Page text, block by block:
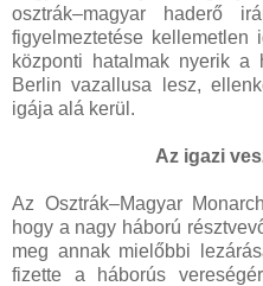
osztrák–magyar haderő
figyelmeztetése kellemetlen
központi hatalmak nyerik a
Berlin vazallusa lesz,
igája alá kerül.
Az igazi
Az Osztrák–Magyar
hogy a nagy háború
meg annak mielőbbi
fizette a háborús